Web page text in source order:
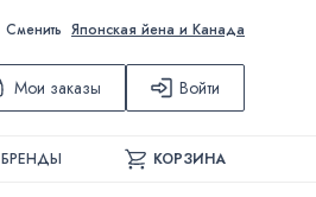
Сменить Японская йена и Канада
Мои заказы Войти
БРЕНДЫ КОРЗИНА